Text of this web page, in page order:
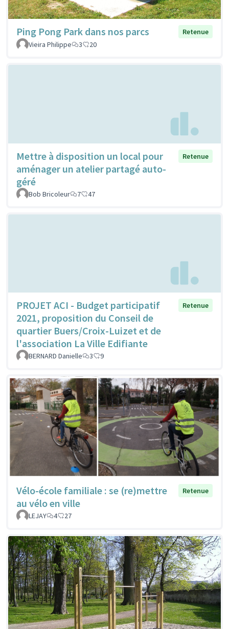
Ping Pong Park dans nos parcs
Retenue
Vieira Philippe
3 20
Mettre à disposition un local pour
aménager un atelier partagé auto-
géré
Retenue
Bob Bricoleur 7 47
PROJET ACI - Budget participatif
2021, proposition du Conseil de
quartier Buers/Croix-Luizet et de
l'association La Ville Edifiante
Retenue
BERNARD Danielle 3 9
Vélo-école familiale : se (re)mettre
au vélo en ville
Retenue
LEJAY 4 27